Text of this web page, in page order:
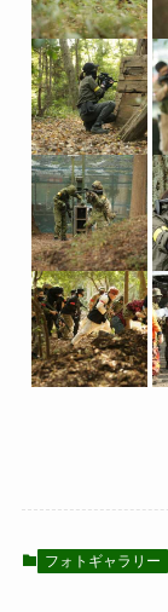
フォトギャラリー